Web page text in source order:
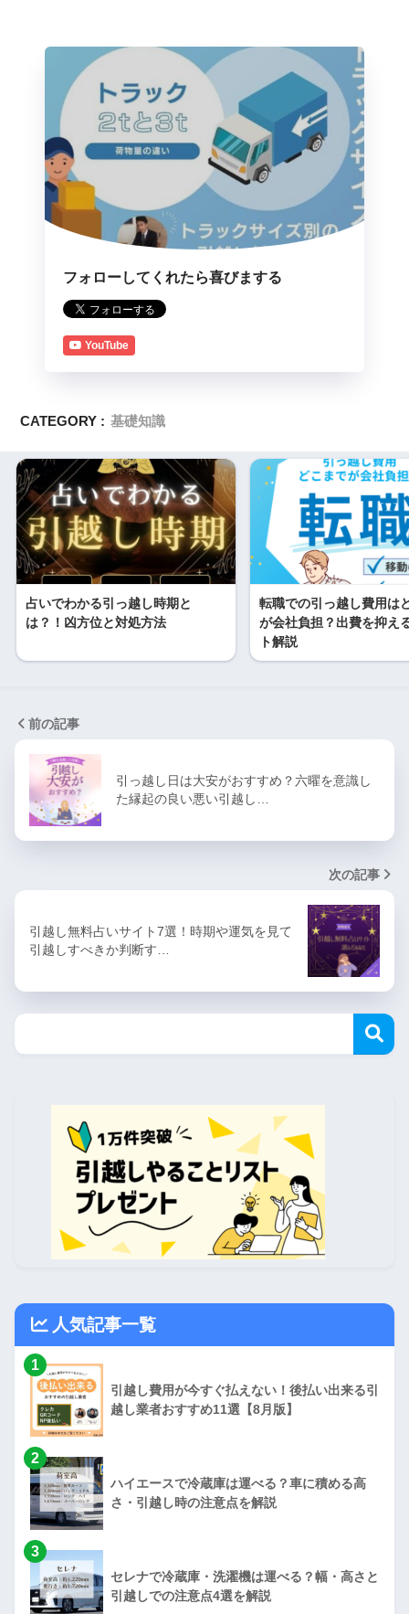
フォローしてくれたら喜びまする
YouTube
CATEGORY : 基礎知識
占いでわかる引っ越し時期と
は？！凶方位と対処方法
転職での引っ越し費用は
が会社負担？出費を抑え
ト解説
前の記事
引っ越し日は大安がおすすめ？六曜を意識し
た縁起の良い悪い引越し…
次の記事
引越し無料占いサイト7選！時期や運気を見て
引越しすべきか判断す…
人気記事一覧
1
引越し費用が今すぐ払えない！後払い出来る引
越し業者おすすめ11選【8月版】
2
ハイエースで冷蔵庫は運べる？車に積める高
さ・引越し時の注意点を解説
3
セレナで冷蔵庫・洗濯機は運べる？幅・高さと
引越しでの注意点4選を解説